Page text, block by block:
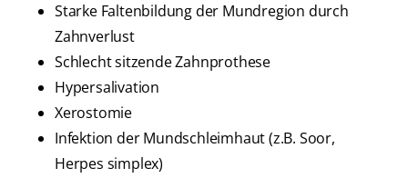
Starke Faltenbildung der Mundregion durch
Zahnverlust
Schlecht sitzende Zahnprothese
Hypersalivation
Xerostomie
Infektion der Mundschleimhaut (z.B. Soor,
Herpes simplex)